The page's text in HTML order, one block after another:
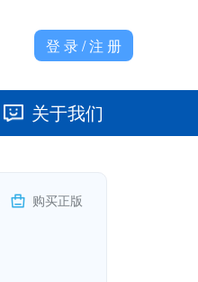
登 录 / 注 册
关于我们
购买正版